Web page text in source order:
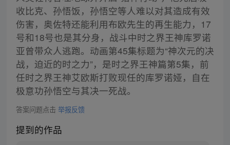
收比克、孙悟饭，孙悟空等人难以对其造成有效
伤害，奥佐特还能利用布欧先生的再生能力，17
号和18号也是其分身，战斗中时之界王神库罗诺
亚曾带众人逃跑。动画第45集标题为“神次元的决
战，迫近的时之力”，是时之界王神篇第5集，前
任时之界王神艾欧斯打败现任的库罗诺娅，自在
极意功孙悟空与其决一死战。
答案问题点击 举报反馈
提到的作品